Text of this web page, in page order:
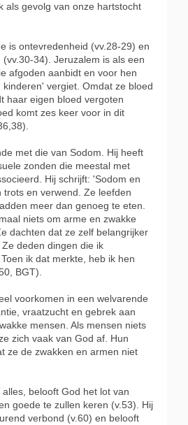
als gevolg van onze hartstocht
is ontevredenheid (vv.28-29) en
34). Jeruzalem is als een
afgoden aanbidt en voor hen
vergiet. Omdat ze bloed
haar eigen bloed vergoten
komt zes keer voor in dit
met die van Sodom. Hij heeft
zonden die meestal met
Hij schrijft: 'Sodom en
trots en verwend. Ze leefden
meer dan genoeg te eten.
niets om arme en zwakke
dachten dat ze zelf belangrijker
deden dingen die ik
ik dat merkte, heb ik hen
BGT).
voorkomen in een welvarende
vraatzucht en gebrek aan
mensen. Als mensen niets
zich vaak van God af. Hun
ze de zwakken en armen niet
belooft God het lot van
goede te zullen keren (v.53). Hij
verbond (v.60) en belooft